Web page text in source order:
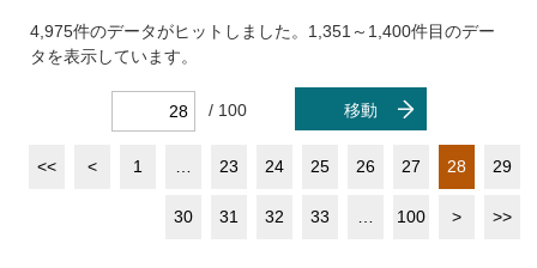
4,975件のデータがヒットしました。1,351～1,400件目のデー
タを表示しています。
/ 100 移動
<< < 1 23 24 25 26 27 28 29
30 31 32 33 100 > >>